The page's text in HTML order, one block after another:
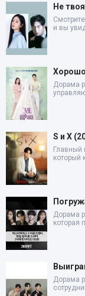
Не
и вы
Дорама
S и X
Главный
который
Дорама
которая
Дорама